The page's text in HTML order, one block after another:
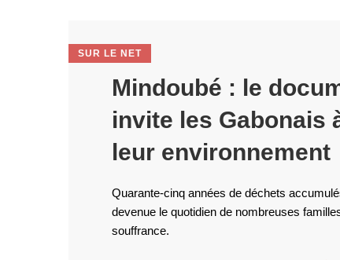
SUR LE NET
Mindoubé : le
invite les Gabonais
leur environnement
Quarante-cinq années de déchets
devenue le quotidien de nombreuses
souffrance.